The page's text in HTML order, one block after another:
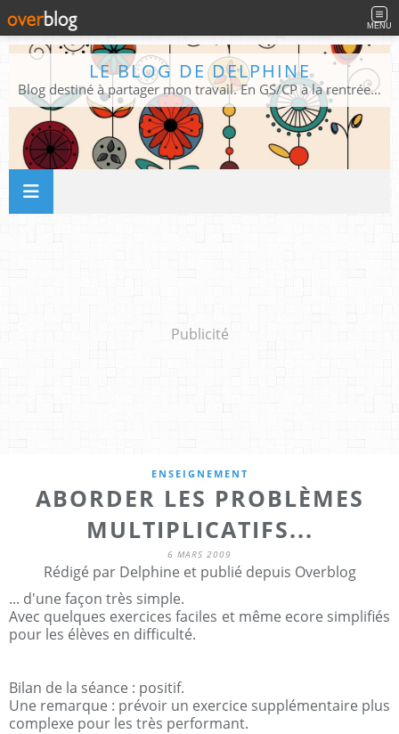
MENU
LE BLOG DE DELPHINE
Blog destiné à partager mon travail. En GS/CP à la rentrée 2026/2027 !
Publicité
ENSEIGNEMENT
ABORDER LES PROBLÈMES
MULTIPLICATIFS...
6 MARS 2009
Rédigé par Delphine et publié depuis Overblog
... d'une façon très simple.
Avec quelques exercices faciles et même ecore simplifiés
pour les élèves en difficulté.
Bilan de la séance : positif.
Une remarque : prévoir un exercice supplémentaire plus
complexe pour les très performant.